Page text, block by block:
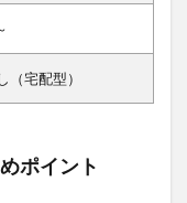
（宅配型）
ポイント